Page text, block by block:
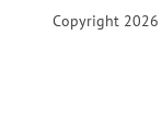
Copyright 2026